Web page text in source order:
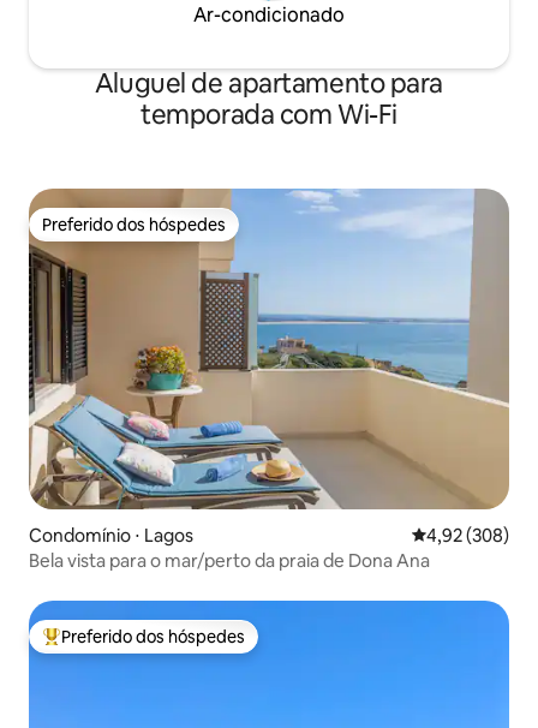
Ar-condicionado
Aluguel de apartamento para
temporada com Wi-Fi
Preferido dos hóspedes
Preferido dos hóspedes
Condomínio ⋅ Lagos 4,92 de uma
4,92 (308)
Bela vista para o mar/perto da praia de Dona Ana
Entre os melhores preferidos dos hóspedes
Preferido dos hóspedes